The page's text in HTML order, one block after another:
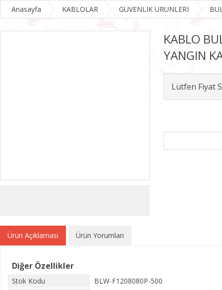
Anasayfa KABLOLAR GUVENLIK URUNLERI
KABLO
YANGIN
Lütfen Fiyat
Ürün Açıklaması Ürün Yorumları
Diğer Özellikler
Stok Kodu
BLW-F1208080P-500